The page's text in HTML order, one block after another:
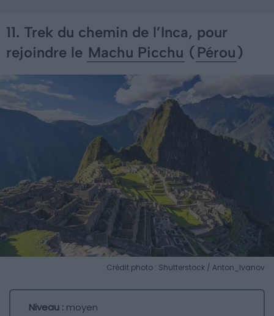
11. Trek du chemin de l’Inca, pour
rejoindre le Machu Picchu ( Pérou)
Crédit photo : Shutterstock / Anton_Ivanov
Niveau : moyen